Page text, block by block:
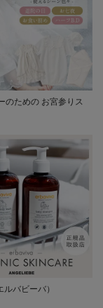
のための お宮参りス
バビーバ）